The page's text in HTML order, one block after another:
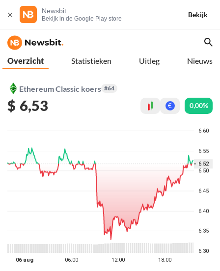
Newsbit
Bekijk in de Google Play store
Bekijk
Overzicht Statistieken Uitleg Nieuws
Ethereum Classic koers #64
$ 6,53 € 0,00%